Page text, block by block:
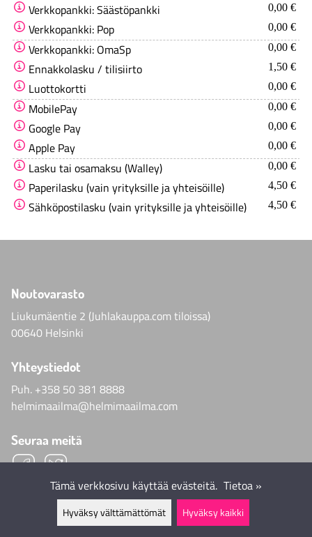
Verkkopankki: Säästöpankki 0,00 €
Verkkopankki: Pop 0,00 €
Verkkopankki: OmaSp 0,00 €
Ennakkolasku / tilisiirto 1,50 €
Luottokortti 0,00 €
MobilePay 0,00 €
Google Pay 0,00 €
Apple Pay 0,00 €
Lasku tai osamaksu (Walley) 0,00 €
Paperilasku (vain yrityksille ja yhteisöille) 4,50 €
Sähköpostilasku (vain yrityksille ja yhteisöille) 4,50 €
Noutovarasto
Liukumäentie 2 (Juhlakauppa.com tiloissa)
00640 Helsinki
Yhteystiedot
Puh. +358 50 381 8888
helmimaailma@helmimaailma.com
Seuraa meitä
Tämä verkkosivu käyttää evästeitä. Tietoa »
Hyväksy välttämättömät Hyväksy kaikki